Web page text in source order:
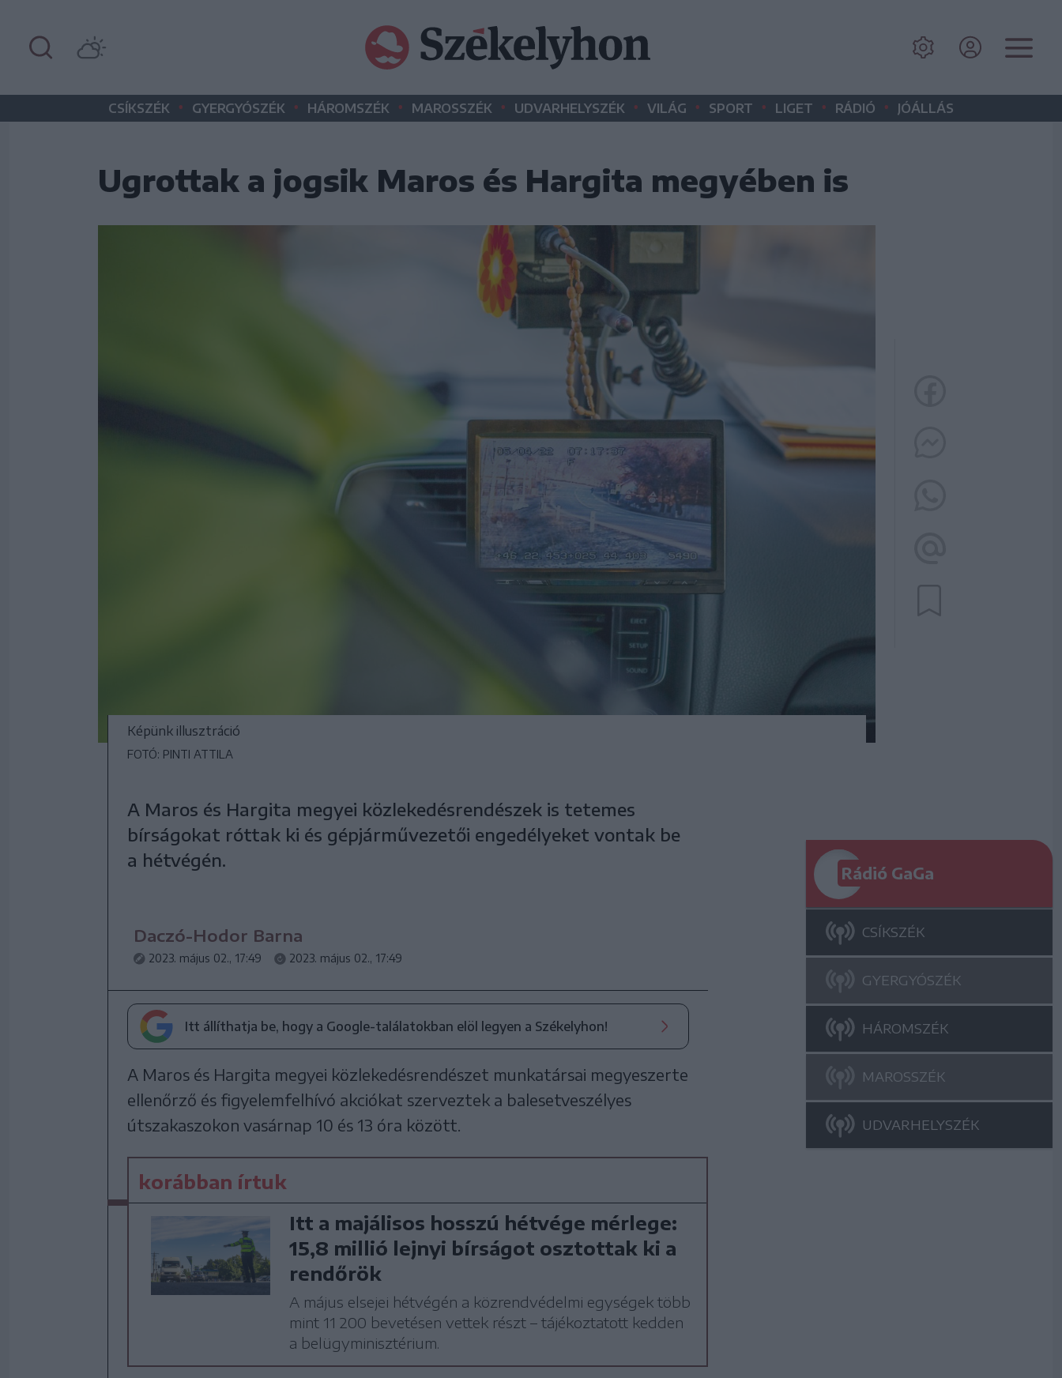
CSÍKSZÉK • GYERGYÓSZÉK • HÁROMSZÉK • MAROSSZÉK • UDVARHELYSZÉK • VILÁG • SPORT • LIGET • RÁDIÓ • JÓÁLLÁS
Ugrottak a jogsik Maros és Hargita megyében is
Képünk illusztráció
FOTÓ: PINTI ATTILA
A Maros és Hargita megyei közlekedésrendészek is tetemes
bírságokat róttak ki és gépjárművezetői engedélyeket vontak be
a hétvégén.
Daczó-Hodor Barna
2023. május 02., 17:49 2023. május 02., 17:49
Itt állíthatja be, hogy a Google-találatokban elöl legyen a Székelyhon!
A Maros és Hargita megyei közlekedésrendészet munkatársai megyeszerte
ellenőrző és figyelemfelhívó akciókat szerveztek a balesetveszélyes
útszakaszokon vasárnap 10 és 13 óra között.
korábban írtuk
Itt a majálisos hosszú hétvége mérlege:
15,8 millió lejnyi bírságot osztottak ki a
rendőrök
A május elsejei hétvégén a közrendvédelmi egységek több
mint 11 200 bevetésen vettek részt – tájékoztatott kedden
a belügyminisztérium.
Rádió GaGa
CSÍKSZÉK
GYERGYÓSZÉK
HÁROMSZÉK
MAROSSZÉK
UDVARHELYSZÉK